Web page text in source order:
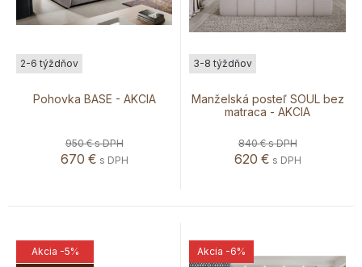
Pohovka BASE - AKCIA
2-6 týždňov
950 €s DPH
670 € s DPH
Manželská posteľ SOUL bez
matraca - AKCIA
3-8 týždňov
840 €s DPH
620 € s DPH
Akcia -5%
Akcia -6%